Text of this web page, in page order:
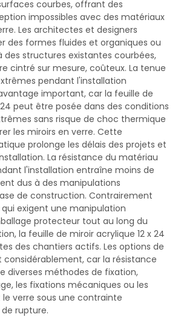
courbes, offrant des
impossibles avec des matériaux
Les architectes et designers
des formes fluides et organiques ou
des structures existantes courbées,
cintré sur mesure, coûteux. La tenue
pendant l'installation
important, car la feuille de
peut être posée dans des conditions
sans risque de choc thermique
les miroirs en verre. Cette
prolonge les délais des projets et
La résistance du matériau
l'installation entraîne moins de
dus à des manipulations
de construction. Contrairement
exigent une manipulation
protecteur tout au long du
la feuille de miroir acrylique 12 x 24
des chantiers actifs. Les options de
considérablement, car la résistance
diverses méthodes de fixation,
les fixations mécaniques ou les
verre sous une contrainte
rupture.